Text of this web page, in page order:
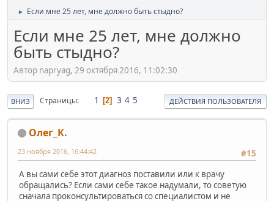
► Если мне 25 лет, мне должно быть стыдно?
Если мне 25 лет, мне должно
быть стыдно?
Автор napryag, 29 октября 2016, 11:02:30
ВНИЗ Страницы 1 2 3 4 5 ДЕЙСТВИЯ ПОЛЬЗОВАТЕЛЯ
Олег_К.
#15
23 ноября 2016, 16:44:42
А вы сами себе этот диагноз поставили или к врачу
обращались? Если сами себе такое надумали, то советую
сначала проконсультироваться со специалистом и не